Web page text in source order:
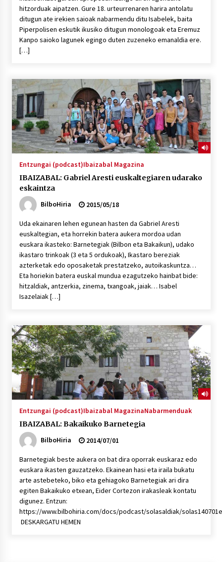
hitzorduak aipatzen. Gure 18. urteurrenaren harira antolatu
ditugun ate irekien saioak nabarmendu ditu Isabelek, baita
Piperpolisen eskutik ikusiko ditugun monologoak eta Eremuz
Kanpo saioko lagunek egingo duten zuzeneko emanaldia ere.
[…]
Entzungai (podcast)Ibaizabal Magazina
IBAIZABAL: Gabriel Aresti euskaltegiaren udarako
eskaintza
BilboHiria
2015/05/18
Uda ekainaren lehen egunean hasten da Gabriel Aresti
euskaltegian, eta horrekin batera aukera mordoa udan
euskara ikasteko: Barnetegiak (Bilbon eta Bakaikun), udako
ikastaro trinkoak (3 eta 5 ordukoak), Ikastaro bereziak
azterketak edo oposaketak prestatzeko, autoikaskuntza…
Eta horiekin batera euskal mundua ezagutzeko hainbat bide:
hitzaldiak, antzerkia, zinema, txangoak, jaiak… Isabel
Isazelaiak […]
Entzungai (podcast)Ibaizabal MagazinaNabarmenduak
IBAIZABAL: Bakaikuko Barnetegia
BilboHiria
2014/07/01
Barnetegiak beste aukera on bat dira oporrak euskaraz edo
euskara ikasten gauzatzeko. Ekainean hasi eta iraila bukatu
arte astebeteko, biko eta gehiagoko Barnetegiak ari dira
egiten Bakaikuko etxean, Eider Cortezon irakasleak kontatu
digunez. Entzun:
https://www.bilbohiria.com/docs/podcast/solasaldiak/
DESKARGATU HEMEN